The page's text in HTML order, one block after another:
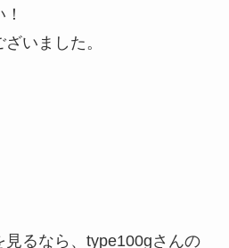
いました。
るなら、type100gさんの